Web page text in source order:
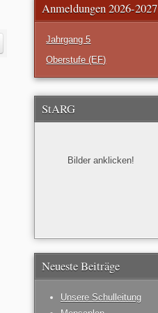
Anmeldungen 2026-2027
Jahrgang 5
Oberstufe (EF)
StARG
Bilder anklicken!
Neueste Beiträge
Unsere Schulleitung